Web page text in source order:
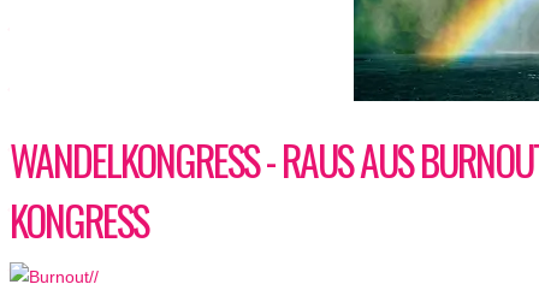
WANDELKONGRESS - RAUS AUS
KONGRESS